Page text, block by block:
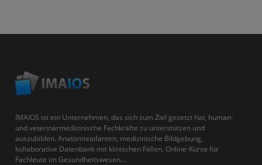
IMAIOS ist ein Unternehmen, das sich zum Ziel gesetzt hat, human-
und veterinärmedizinische Fachkräfte zu unterstützen und
auszubilden. Anatomieatlanten, medizinische Bildgebung,
kollaborative Datenbank mit klinischen Fällen, Online-Kurse für
Fachleute im Gesundheitswesen...